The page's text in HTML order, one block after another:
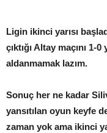
Ligin ikinci yarısı
çıktığı Altay maçını 1-
aldanmamak lazım.
Sonuç her ne kadar
yansıtılan oyun keyfe
zaman yok ama ikinci